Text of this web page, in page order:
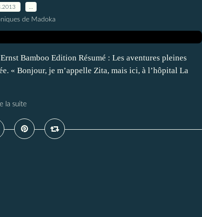
de Madoka
Bamboo Edition Résumé : Les aventures pleines
« Bonjour, je m’appelle Zita, mais ici, à l’hôpital La
la suite